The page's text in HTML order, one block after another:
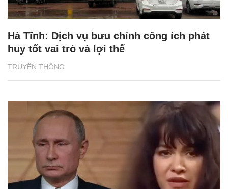
TRUYỀN THÔNG
Hà Tĩnh: Dịch vụ bưu chính công ích phát
huy tốt vai trò và lợi thế